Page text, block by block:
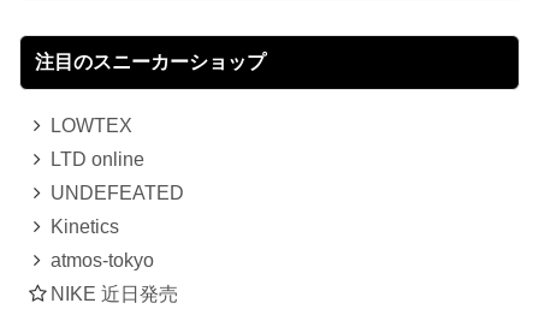
注目のスニーカーショップ
LOWTEX
LTD online
UNDEFEATED
Kinetics
atmos-tokyo
NIKE 近日発売